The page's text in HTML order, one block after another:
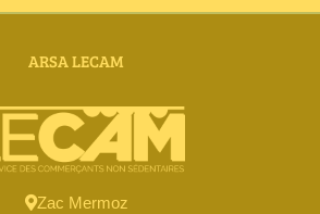
ARSA LECAM
Zac Mermoz